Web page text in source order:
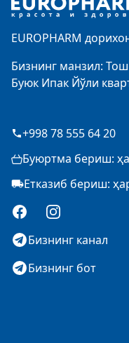
EUROPHARM
Бизнинг манзил:
Буюк Ипак Йўли
+998 78 555 64 20
Буюртма бериш:
Етказиб бериш:
FacebookInstagram
Бизнинг канал
Бизнинг бот